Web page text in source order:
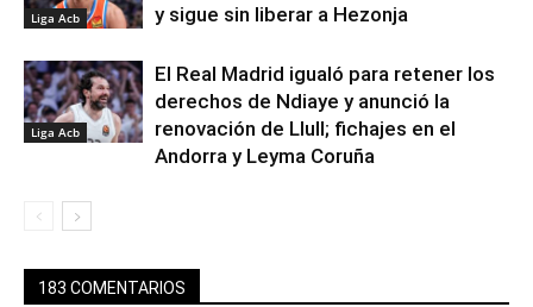
Liga Acb
y sigue sin liberar a Hezonja
Liga Acb
El Real Madrid igualó para retener los
derechos de Ndiaye y anunció la
renovación de Llull; fichajes en el
Andorra y Leyma Coruña
183 COMENTARIOS